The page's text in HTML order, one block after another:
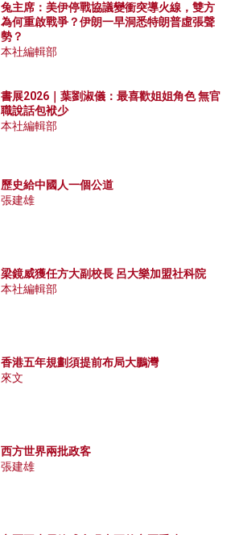
兔主席：美伊停戰協議變衝突導火線，雙方
為何重啟戰爭？伊朗一早洞悉特朗普虛張聲
勢？
本社編輯部
書展2026｜葉劉淑儀：最喜歡姐姐角色 無官
職說話包袱少
本社編輯部
歷史給中國人一個公道
張建雄
梁鏡威獲任方大副校長 呂大樂加盟社科院
本社編輯部
香港五年規劃須提前布局大鵬灣
來文
西方世界兩批政客
張建雄